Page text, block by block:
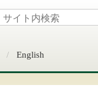
English